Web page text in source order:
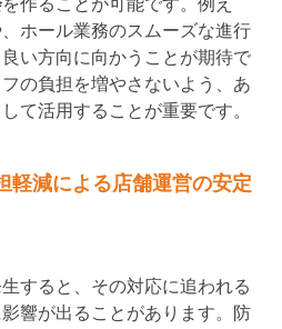
を作ることが可能です。例え
ホール業務のスムーズな進行
い方向に向かうことが期待で
の負担を増やさないよう、あ
て活用することが重要です。
減による店舗運営の安定
すると、その対応に追われる
響が出ることがあります。防